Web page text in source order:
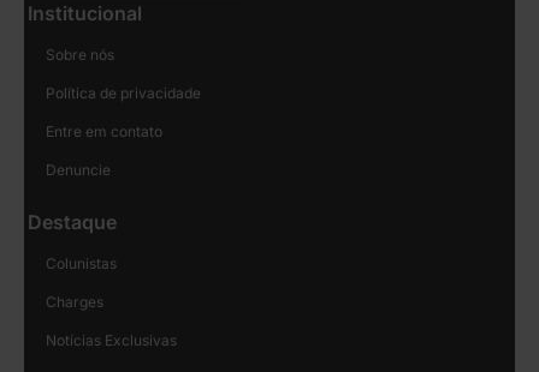
Institucional
Sobre nós
Política de privacidade
Entre em contato
Denuncie
Destaque
Colunistas
Charges
Notícias Exclusivas